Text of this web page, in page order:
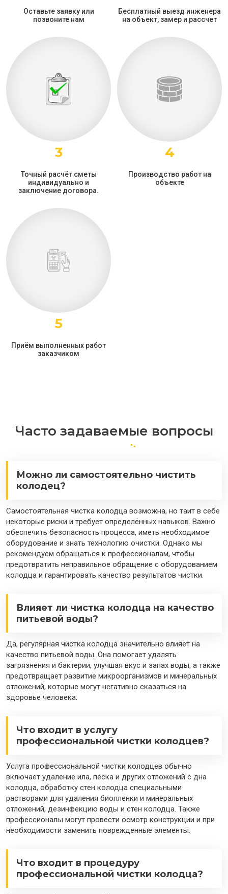
Оставьте заявку или
позвоните нам
Бесплатный выезд инженера
на объект, замер и рассчет
3
Точный расчёт сметы
индивидуально и
заключение договора.
4
Производство работ на
объекте
5
Приём выполненных работ
заказчиком
Часто задаваемые вопросы
Можно ли самостоятельно чистить
колодец?
Самостоятельная чистка колодца возможна, но таит в себе
некоторые риски и требует определённых навыков. Важно
обеспечить безопасность процесса, иметь необходимое
оборудование и знать технологию очистки. Однако мы
рекомендуем обращаться к профессионалам, чтобы
предотвратить неправильное обращение с оборудованием
колодца и гарантировать качество результатов чистки.
Влияет ли чистка колодца на качество
питьевой воды?
Да, регулярная чистка колодца значительно влияет на
качество питьевой воды. Она помогает удалять
загрязнения и бактерии, улучшая вкус и запах воды, а также
предотвращает развитие микроорганизмов и минеральных
отложений, которые могут негативно сказаться на
здоровье человека.
Что входит в услугу
профессиональной чистки колодцев?
Услуга профессиональной чистки колодцев обычно
включает удаление ила, песка и других отложений с дна
колодца, обработку стен колодца специальными
растворами для удаления биопленки и минеральных
отложений, дезинфекцию воды и стен колодца. Также
профессионалы могут провести осмотр конструкции и при
необходимости заменить поврежденные элементы.
Что входит в процедуру
профессиональной чистки колодца?